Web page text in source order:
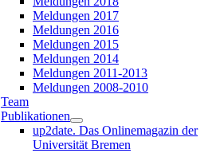
Meldungen 2017
Meldungen 2016
Meldungen 2015
Meldungen 2014
Meldungen 2011-2013
Meldungen 2008-2010
Team
Publikationen
up2date. Das Onlinemagazin der
Universität Bremen